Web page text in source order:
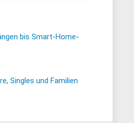
bis Smart-Home-
Singles und Familien